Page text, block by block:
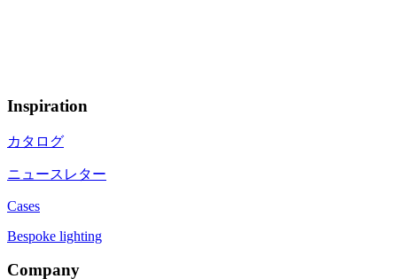
Inspiration
カタログ
ニュースレター
Cases
Bespoke lighting
Company